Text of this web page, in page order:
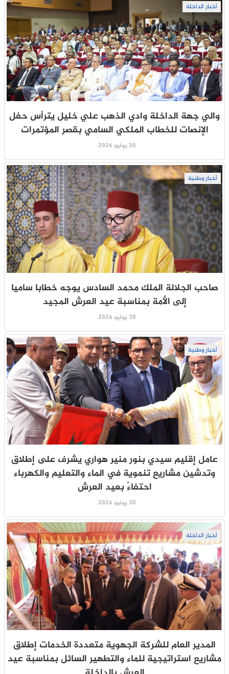
أخبار الداخلة
والي جهة الداخلة وادي الذهب علي خليل يترأس حفل
الإنصات للخطاب الملكي السامي بقصر المؤتمرات
30 يوليو 2026
أخبار وطنية
صاحب الجلالة الملك محمد السادس يوجه خطابا ساميا
إلى الأمة بمناسبة عيد العرش المجيد
30 يوليو 2026
أخبار وطنية
عامل إقليم سيدي بنور منير هواري يشرف على إطلاق
وتدشين مشاريع تنموية في الماء والتعليم والكهرباء
احتفاءً بعيد العرش
30 يوليو 2026
أخبار الداخلة
المدير العام للشركة الجهوية متعددة الخدمات إطلاق
مشاريع استراتيجية للماء والتطهير السائل بمناسبة عيد